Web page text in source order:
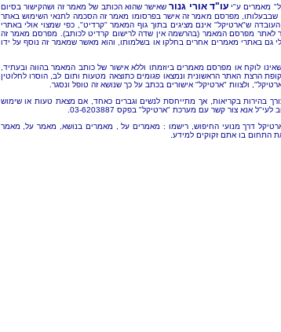
מאמרים ע"יעו"ד אורי גנורשאישר שהוא הכותב של מאמר זה ושהקישור בסיום
שבבעלותו, מפרסם מאמר זה אישר בפרסומו מאמר זה הסכמה לתנאי השימוש באתר
ש"ארטיקל" אינם מציגים בתוך גוף המאמר "קרדיט", כפי שמצוי אולי באתרי
לאתר מפרסם המאמר (בהרשמה אין שדה לרישום קרדיט לכותב). מפרסם מאמר זה
גם באתרי מאמרים אחרים בחלקו או בשלמותו, והוא מאשר שמאמר זה נוסף על ידו
לוקח או מפרסם מאמרים ביוזמתו וללא אישור של כותב המאמר בהווה ובעתיד,
הרצת האתר הראשונית ונמצאו פגומים כתוצאה מטעות ותום לב, הוסרו לחלוטין
ולצוות "ארטיקל" אישורים בכתב על כך שנושא זה טופל ונסגר.
בהירות בקריאות, אך מתייחסת לנשים וגברים כאחד, אם מצאת טעות או שימוש
אנא צור קשר עם מערכת "ארטיקל" בפקס 03-6203887.
דרך מנועי החיפוש, רישמו : מאמרים על , מאמרים בנושא, מאמר על, מאמר
התחום בו אתם זקוקים למידע.